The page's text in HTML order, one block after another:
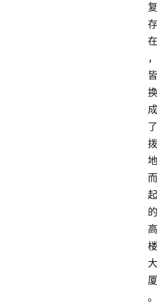
复
存
在
，
皆
换
成
了
拨
地
而
起
的
高
楼
大
厦
。